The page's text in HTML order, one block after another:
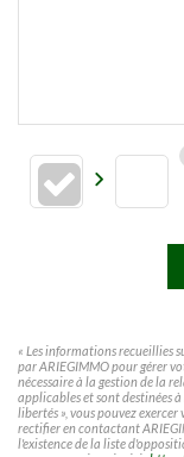
« Les informations recueillies
par ARIEGIMMO pour gérer
nécessaire à la gestion de la
applicables et sont destinées
libertés », vous pouvez
rectifier en contactant
l'existence de la liste